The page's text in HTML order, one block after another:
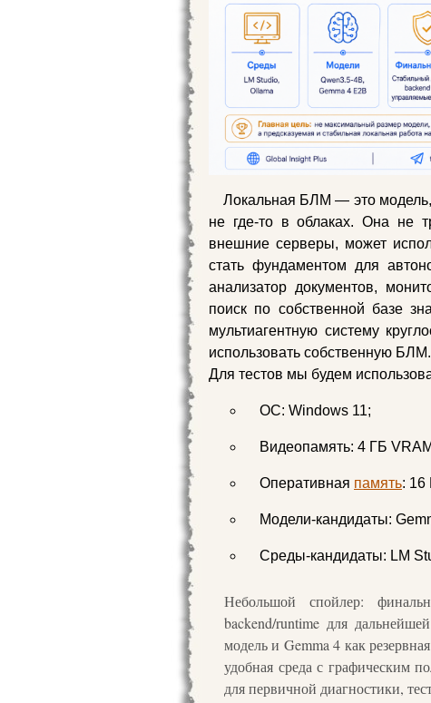
Локальная БЛМ — это
не где-то в облаках. Она не
внешние серверы, может
стать фундаментом для
анализатор документов,
поиск по собственной базе
мультиагентную систему
использовать собственную БЛМ.
Для тестов мы будем
ОС: Windows 11;
Видеопамять: 4 ГБ VRAM
Оперативная память: 16
Модели-кандидаты:
Среды-кандидаты: LM
Небольшой спойлер:
backend/runtime для
модель и Gemma 4 как
удобная среда с графическим
для первичной диагностики,